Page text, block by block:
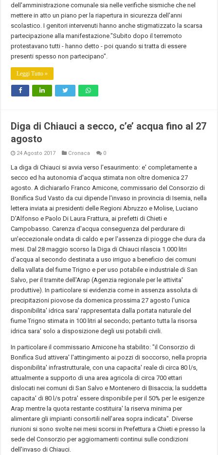
dell'amministrazione comunale sia nelle verifiche sismiche che nel
mettere in atto un piano per la riapertura in sicurezza dell'anni
scolastico. I genitori intervenuti hanno anche stigmatizzato la scarsa
partecipazione alla manifestazione."Subito dopo il terremoto
protestavano tutti - hanno detto - poi quando si tratta di essere
presenti spesso non partecipano".
Leggi Tutto »
Diga di Chiauci a secco, c’e’ acqua fino al 27
agosto
24 Agosto 2017 Cronaca 0
La diga di Chiauci si avvia verso l'esaurimento: e' completamente a
secco ed ha autonomia d'acqua stimata non oltre domenica 27
agosto. A dichiararlo Franco Amicone, commissario del Consorzio di
Bonifica Sud Vasto da cui dipende l'invaso in provincia di Isernia, nella
lettera inviata ai presidenti delle Regioni Abruzzo e Molise, Luciano
D'Alfonso e Paolo Di Laura Frattura, ai prefetti di Chieti e
Campobasso. Carenza d'acqua conseguenza del perdurare di
un'eccezionale ondata di caldo e per l'assenza di piogge che dura da
mesi. Dal 28 maggio scorso la Diga di Chiauci rilascia 1.000 litri
d'acqua al secondo destinata a uso irriguo a beneficio dei comuni
della vallata del fiume Trigno e per uso potabile e industriale di San
Salvo, per il tramite dell'Arap (Agenzia regionale per le attivita'
produttive). In particolare si evidenzia come in assenza assoluta di
precipitazioni piovose da domenica prossima 27 agosto l'unica
disponibilita' idrica sara' rappresentata dalla portata naturale del
fiume Trigno stimata in 100 litri al secondo; pertanto tutta la risorsa
idrica sara' solo a disposizione degli usi potabili civili.
In particolare il commissario Amicone ha stabilito: "il Consorzio di
Bonifica Sud attivera' l'attingimento ai pozzi di soccorso, nella propria
disponibilita' infrastrutturale, con una capacita' reale di circa 80 l/s,
attualmente a supporto di una area agricola di circa 700 ettari
dislocati nei comuni di San Salvo e Montenero di Bisaccia; la suddetta
capacita' di 80 l/s potra' essere disponibile per il 50% per le esigenze
Arap mentre la quota restante costituira' la riserva minima per
alimentare gli impianti consortili nell'area sopra indicata". Diverse
riunioni si sono svolte nei mesi scorsi in Prefettura a Chieti e presso la
sede del Consorzio per aggiornamenti continui sulle condizioni
dell'invaso di Chiauci.